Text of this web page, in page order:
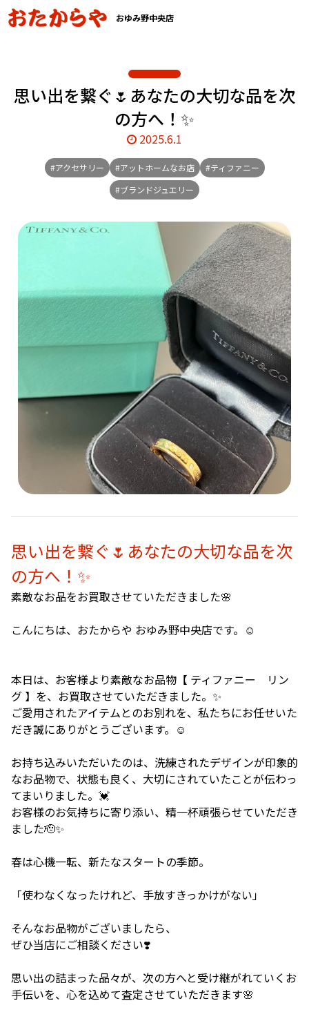
おゆみ野中央店
思い出を繋ぐ🌷あなたの大切な品を次
の方へ！✨
2025.6.1
#アクセサリー #アットホームなお店
#ティファニー
#ブランドジュエリー
思い出を繋ぐ🌷あなたの大切な品を次
の方へ！✨
素敵なお品をお買取させていただきました🌸
こんにちは、おたからや おゆみ野中央店です。☺️
本日は、お客様より素敵なお品物【 ティファニー リン
グ 】を、お買取させていただきました。✨
ご愛用されたアイテムとのお別れを、私たちにお任せいた
だき誠にありがとうございます。☺️
お持ち込みいただいたのは、洗練されたデザインが印象的
なお品物で、状態も良く、大切にされていたことが伝わっ
てまいりました。💓
お客様のお気持ちに寄り添い、精一杯頑張らせていただき
ました🫡✨
春は心機一転、新たなスタートの季節。
「使わなくなったけれど、手放すきっかけがない」
そんなお品物がございましたら、
ぜひ当店にご相談ください❣️
思い出の詰まった品々が、次の方へと受け継がれていくお
手伝いを、心を込めて査定させていただきます🌸